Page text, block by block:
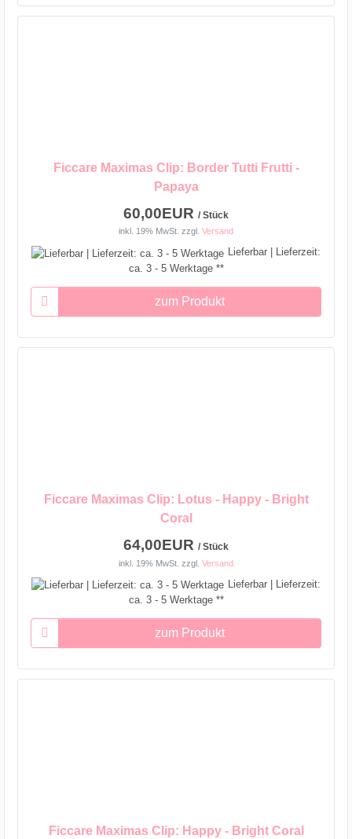
Ficcare Maximas Clip: Border Tutti Frutti -
Papaya
60,00EUR / Stück
inkl. 19% MwSt. zzgl. Versand
Lieferbar | Lieferzeit:
ca. 3 - 5 Werktage **
zum Produkt
Ficcare Maximas Clip: Lotus - Happy - Bright
Coral
64,00EUR / Stück
inkl. 19% MwSt. zzgl. Versand
Lieferbar | Lieferzeit:
ca. 3 - 5 Werktage **
zum Produkt
Ficcare Maximas Clip: Happy - Bright Coral